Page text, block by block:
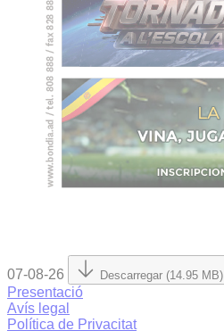
07-08-26 Descarregar (14.95 MB)
Presentació
Avís legal
Política de Privacitat